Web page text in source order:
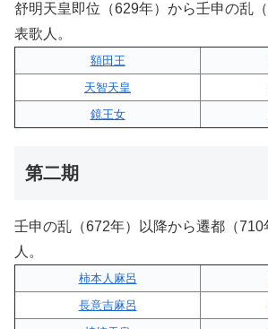
舒明天皇即位（629年）から壬申の乱
表歌人。
額田王
天智天皇
鏡王女
第二期
壬申の乱（672年）以降から遷都（710
人。
柿本人麻呂
長意吉麻呂